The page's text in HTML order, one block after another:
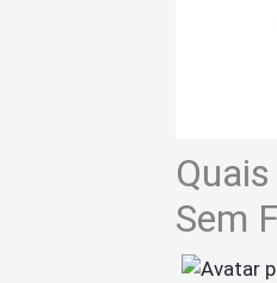
Sem